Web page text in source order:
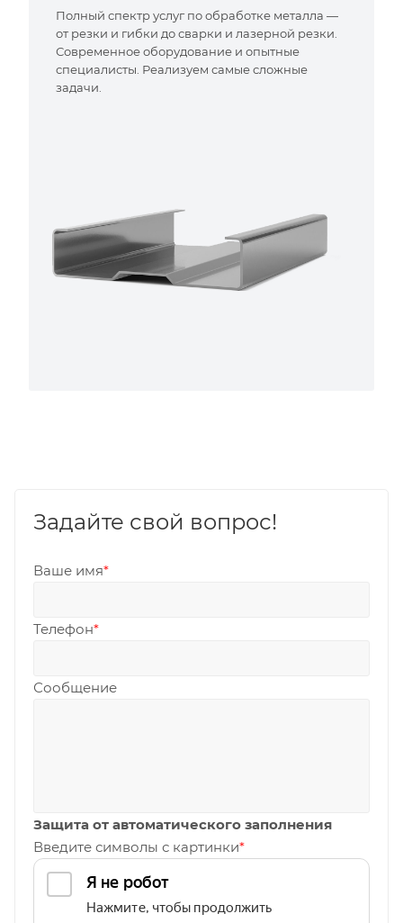
Полный спектр услуг по обработке металла —
от резки и гибки до сварки и лазерной резки.
Современное оборудование и опытные
специалисты. Реализуем самые сложные
задачи.
Задайте свой вопрос!
Ваше имя*
Телефон*
Сообщение
Защита от автоматического заполнения
Введите символы с картинки*